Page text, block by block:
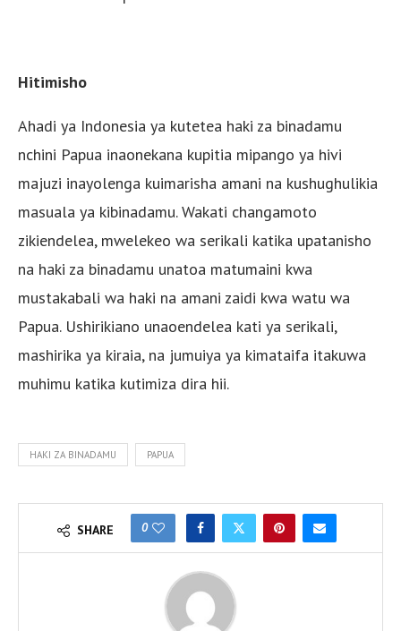
Hitimisho
Ahadi ya Indonesia ya kutetea haki za binadamu
nchini Papua inaonekana kupitia mipango ya hivi
majuzi inayolenga kuimarisha amani na kushughulikia
masuala ya kibinadamu. Wakati changamoto
zikiendelea, mwelekeo wa serikali katika upatanisho
na haki za binadamu unatoa matumaini kwa
mustakabali wa haki na amani zaidi kwa watu wa
Papua. Ushirikiano unaoendelea kati ya serikali,
mashirika ya kiraia, na jumuiya ya kimataifa itakuwa
muhimu katika kutimiza dira hii.
HAKI ZA BINADAMU PAPUA
SHARE 0